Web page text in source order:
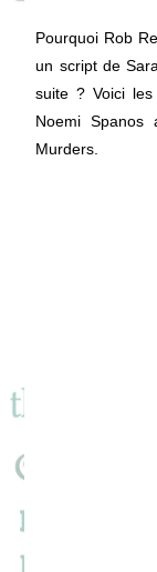
Pourquoi Rob
un script de
suite ? Voici
Noemi Spanos
Murders.